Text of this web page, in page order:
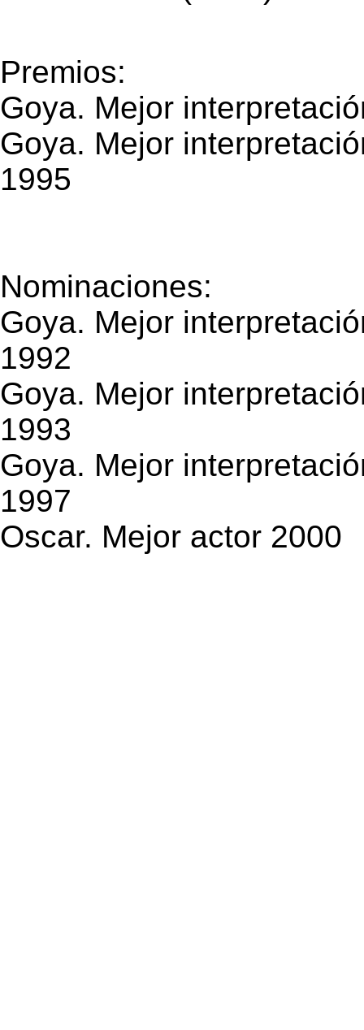
Premios:
Goya. Mejor
Goya. Mejor
1995
Nominaciones:
Goya. Mejor
1992
Goya. Mejor
1993
Goya. Mejor
1997
Oscar. Mejor actor 2000